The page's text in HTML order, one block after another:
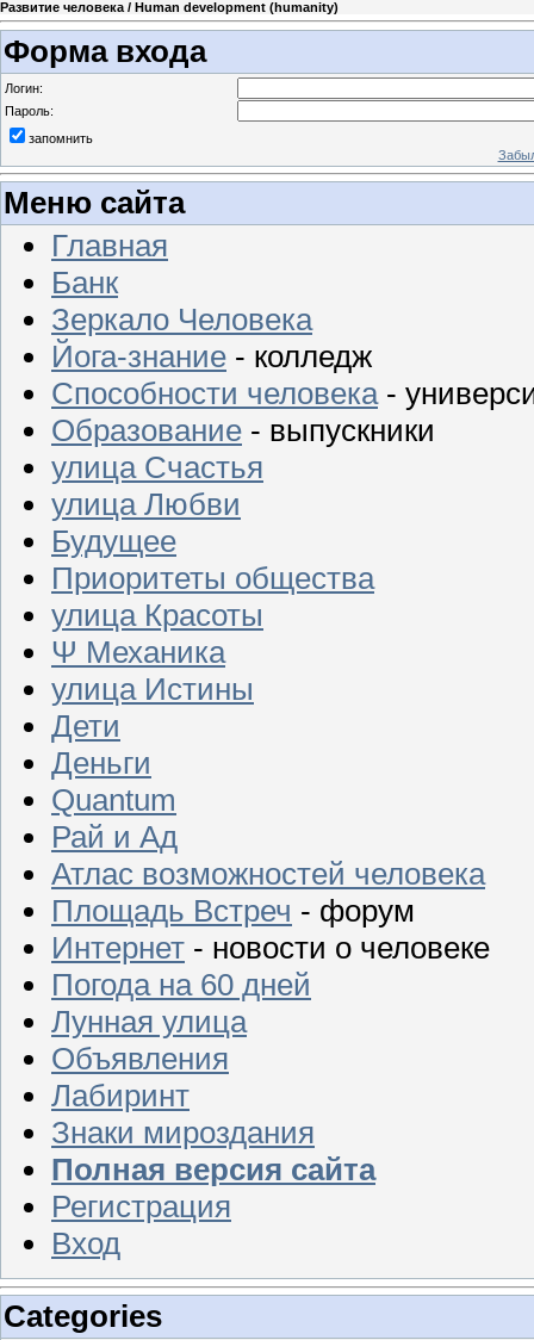
Развитие человека / Human development (humanity)
Форма входа
Логин:
Пароль:
запомнить
Меню сайта
Главная
Банк
Зеркало Человека
Йога-знание - колледж
Способности человека-
Образование - выпускники
улица Счастья
улица Любви
Будущее
Приоритеты общества
улица Красоты
Ψ Механика
улица Истины
Дети
Деньги
Quantum
Рай и Ад
Атлас возможностей человека
Площадь Встреч - форум
Интернет - новости о человеке
Погода на 60 дней
Лунная улица
Объявления
Лабиринт
Знаки мироздания
Полная версия сайта
Регистрация
Вход
Categories